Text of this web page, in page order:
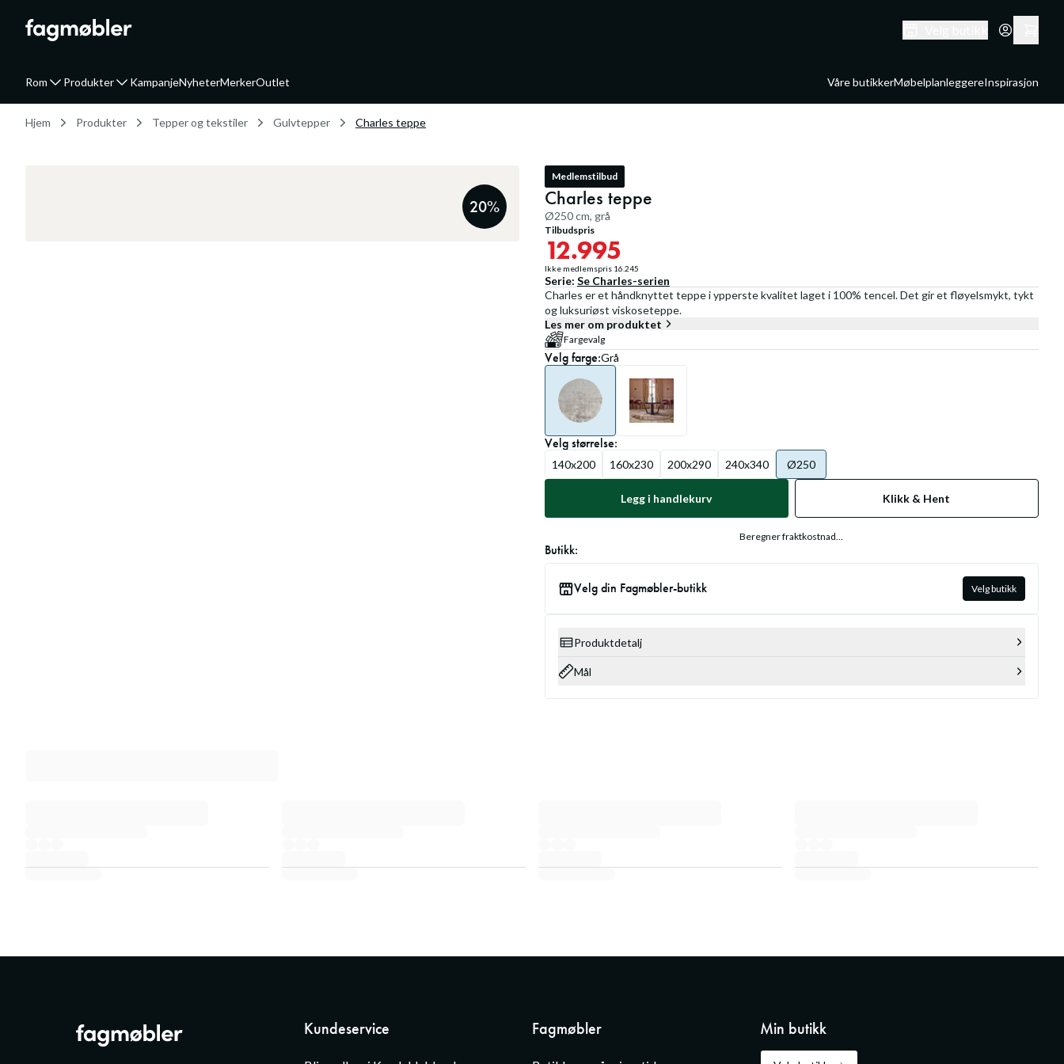
Rom Produkter KampanjeNyheterMerkerOutlet Våre butikkerMøbelplanleggereInspirasjon
Hjem Produkter Tepper og tekstiler Gulvtepper Charles teppe
20%
Medlemstilbud
Charles teppe
Ø250 cm, grå
Tilbudspris
12.995
Ikke medlemspris 16.245
Serie: Se Charles-serien
Charles er et håndknyttet teppe i ypperste kvalitet laget i 100% tencel. Det gir et fløyelsmykt, tykt
og luksuriøst viskoseteppe.
Les mer om produktet
Fargevalg
Velgfarge:Grå
Velgstørrelse:
140x200 160x230 200x290 240x340 Ø250
Legg i handlekurv Klikk & Hent
Beregner fraktkostnad...
Butikk:
Velg din Fagmøbler-butikk Velg butikk
Produktdetalj
Mål
Kundeservice Fagmøbler Min butikk